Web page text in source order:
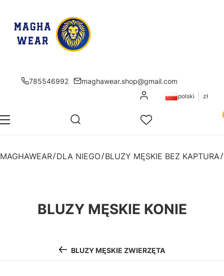
785546992
maghawear.shop@gmail.com
Zaloguj siępolski zł
Menu Otwórz wyszukiwarkę
Szukaj Ulubione
MAGHAWEAR DLA NIEGO BLUZY MĘSKIE BEZ KAPTURA
BLUZY MĘSKIE KONIE
BLUZY MĘSKIE ZWIERZĘTA